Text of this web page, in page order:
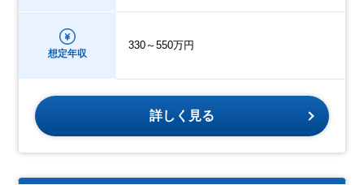
想定年収
330～550万円
詳しく見る